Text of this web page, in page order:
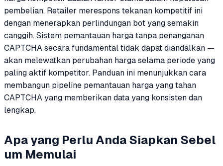
pembelian. Retailer merespons tekanan kompetitif ini
dengan menerapkan perlindungan bot yang semakin
canggih. Sistem pemantauan harga tanpa penanganan
CAPTCHA secara fundamental tidak dapat diandalkan —
akan melewatkan perubahan harga selama periode yang
paling aktif kompetitor. Panduan ini menunjukkan cara
membangun pipeline pemantauan harga yang tahan
CAPTCHA yang memberikan data yang konsisten dan
lengkap.
Apa yang Perlu Anda Siapkan Sebel
um Memulai